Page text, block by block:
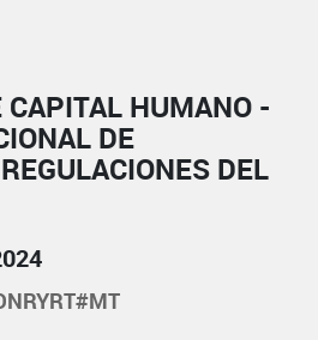
HUMANO -
DE
DEL